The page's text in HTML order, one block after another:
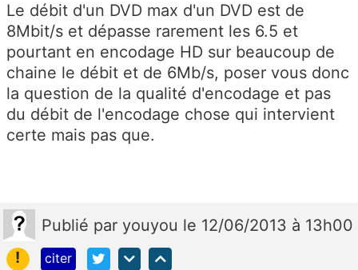
Le débit d'un DVD max d'un DVD est de
8Mbit/s et dépasse rarement les 6.5 et
pourtant en encodage HD sur beaucoup de
chaine le débit et de 6Mb/s, poser vous donc
la question de la qualité d'encodage et pas
du débit de l'encodage chose qui intervient
certe mais pas que.
Publié par youyou le 12/06/2013 à 13h00
!
citer